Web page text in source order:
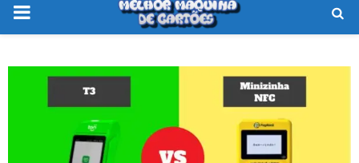
PRIMARY